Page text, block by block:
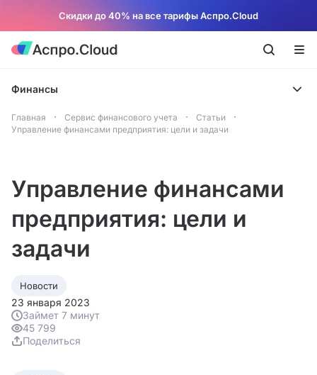
Скидки до 40% на все тарифы Аспро.Cloud
Финансы
Главная Сервис финансового учета
Статьи
Управление финансами предприятия: цели и задачи
Управление финансами
предприятия: цели и
задачи
Новости
23 января 2023
Займет 7 минут
45 799
Поделиться